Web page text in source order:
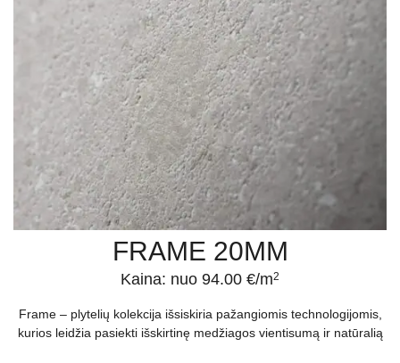
FRAME 20MM
Kaina: nuo 94.00 €/m2
Frame – plytelių kolekcija išsiskiria pažangiomis technologijomis,
kurios leidžia pasiekti išskirtinę medžiagos vientisumą ir natūralią